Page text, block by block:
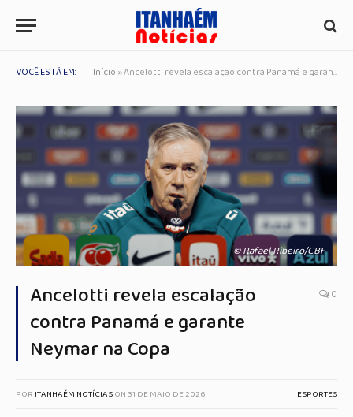
VOCÊ ESTÁ EM: Início »Ancelotti revela escalação contra Panamá e garante Neymar na Copa
© Rafael Ribeiro/CBF
Ancelotti revela escalação
contra Panamá e garante
Neymar na Copa
0
POR ITANHAÉM NOTÍCIASON 31 DE MAIO DE 2026 ESPORTES